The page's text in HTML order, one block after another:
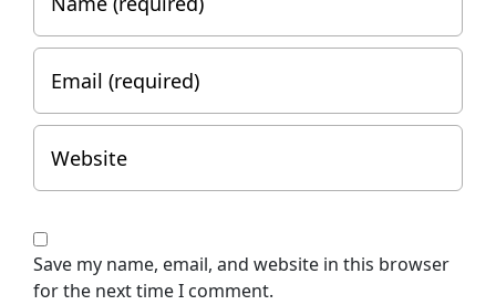
Save my name, email, and website in this browser
for the next time I comment.